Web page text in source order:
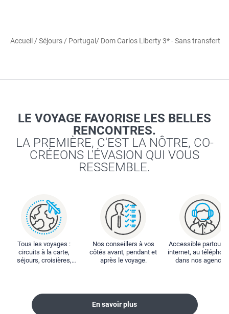
Accueil /Séjours / Portugal/ Dom Carlos Liberty 3* - Sans transfert
LE VOYAGE FAVORISE LES BELLES
RENCONTRES.
LA PREMIÈRE, C'EST LA NÔTRE, CO-
CRÉEONS L'ÉVASION QUI VOUS
RESSEMBLE.
Tous les voyages :
circuits à la carte,
séjours, croisières,
Nos conseillers à vos
côtés avant, pendant et
après le voyage.
Accessible partout :
internet, au
dans nos
En savoir plus